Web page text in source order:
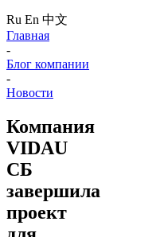
Ru En 中文
Главная
-
Блог компании
-
Новости
Компания
VIDAU
СБ
завершила
проект